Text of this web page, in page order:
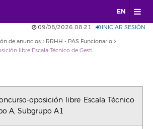
EN
09/08/2026 08:21 INICIAR SESIÓN
de anuncios
RRHH - PAS Funcionario
Convocatoria concurso-oposición libre Escala Técnico de Gestión Grupo A, Subgrupo A1
oposición libre Escala Técnico
A, Subgrupo A1